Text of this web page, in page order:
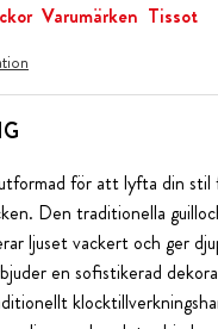
Varumärken Tissot
för att lyfta din
Den traditionella
ljuset vackert och ger
en sofistikerad